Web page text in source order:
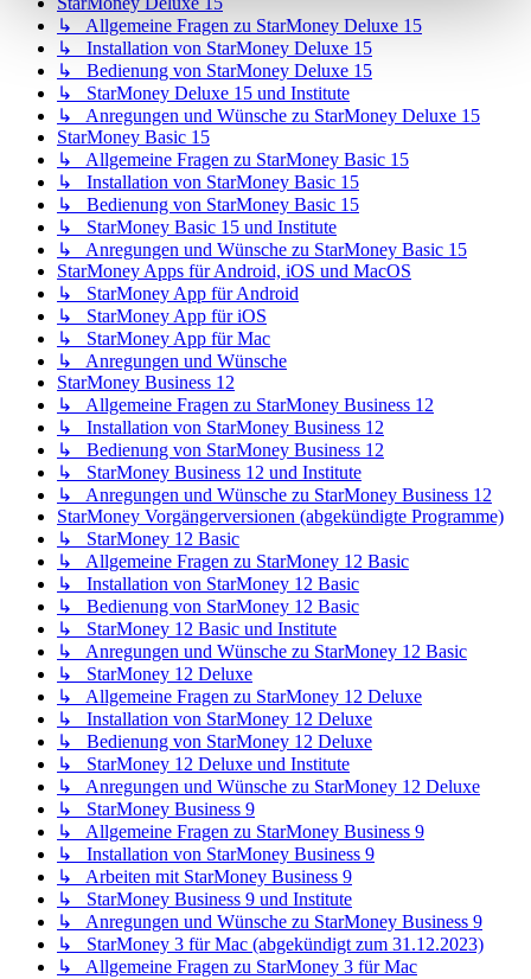
↳ Allgemeine Fragen zu StarMoney Deluxe 15
↳ Installation von StarMoney Deluxe 15
↳ Bedienung von StarMoney Deluxe 15
↳ StarMoney Deluxe 15 und Institute
↳ Anregungen und Wünsche zu StarMoney Deluxe 15
StarMoney Basic 15
↳ Allgemeine Fragen zu StarMoney Basic 15
↳ Installation von StarMoney Basic 15
↳ Bedienung von StarMoney Basic 15
↳ StarMoney Basic 15 und Institute
↳ Anregungen und Wünsche zu StarMoney Basic 15
StarMoney Apps für Android, iOS und MacOS
↳ StarMoney App für Android
↳ StarMoney App für iOS
↳ StarMoney App für Mac
↳ Anregungen und Wünsche
StarMoney Business 12
↳ Allgemeine Fragen zu StarMoney Business 12
↳ Installation von StarMoney Business 12
↳ Bedienung von StarMoney Business 12
↳ StarMoney Business 12 und Institute
↳ Anregungen und Wünsche zu StarMoney Business 12
StarMoney Vorgängerversionen (abgekündigte Programme)
↳ StarMoney 12 Basic
↳ Allgemeine Fragen zu StarMoney 12 Basic
↳ Installation von StarMoney 12 Basic
↳ Bedienung von StarMoney 12 Basic
↳ StarMoney 12 Basic und Institute
↳ Anregungen und Wünsche zu StarMoney 12 Basic
↳ StarMoney 12 Deluxe
↳ Allgemeine Fragen zu StarMoney 12 Deluxe
↳ Installation von StarMoney 12 Deluxe
↳ Bedienung von StarMoney 12 Deluxe
↳ StarMoney 12 Deluxe und Institute
↳ Anregungen und Wünsche zu StarMoney 12 Deluxe
↳ StarMoney Business 9
↳ Allgemeine Fragen zu StarMoney Business 9
↳ Installation von StarMoney Business 9
↳ Arbeiten mit StarMoney Business 9
↳ StarMoney Business 9 und Institute
↳ Anregungen und Wünsche zu StarMoney Business 9
↳ StarMoney 3 für Mac (abgekündigt zum 31.12.2023)
↳ Allgemeine Fragen zu StarMoney 3 für Mac